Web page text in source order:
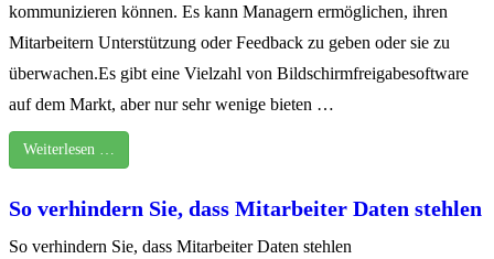
kommunizieren können. Es kann Managern ermöglichen, ihren
Mitarbeitern Unterstützung oder Feedback zu geben oder sie zu
überwachen.Es gibt eine Vielzahl von Bildschirmfreigabesoftware
auf dem Markt, aber nur sehr wenige bieten …
Weiterlesen …
So verhindern Sie, dass Mitarbeiter Daten stehlen
So verhindern Sie, dass Mitarbeiter Daten stehlen